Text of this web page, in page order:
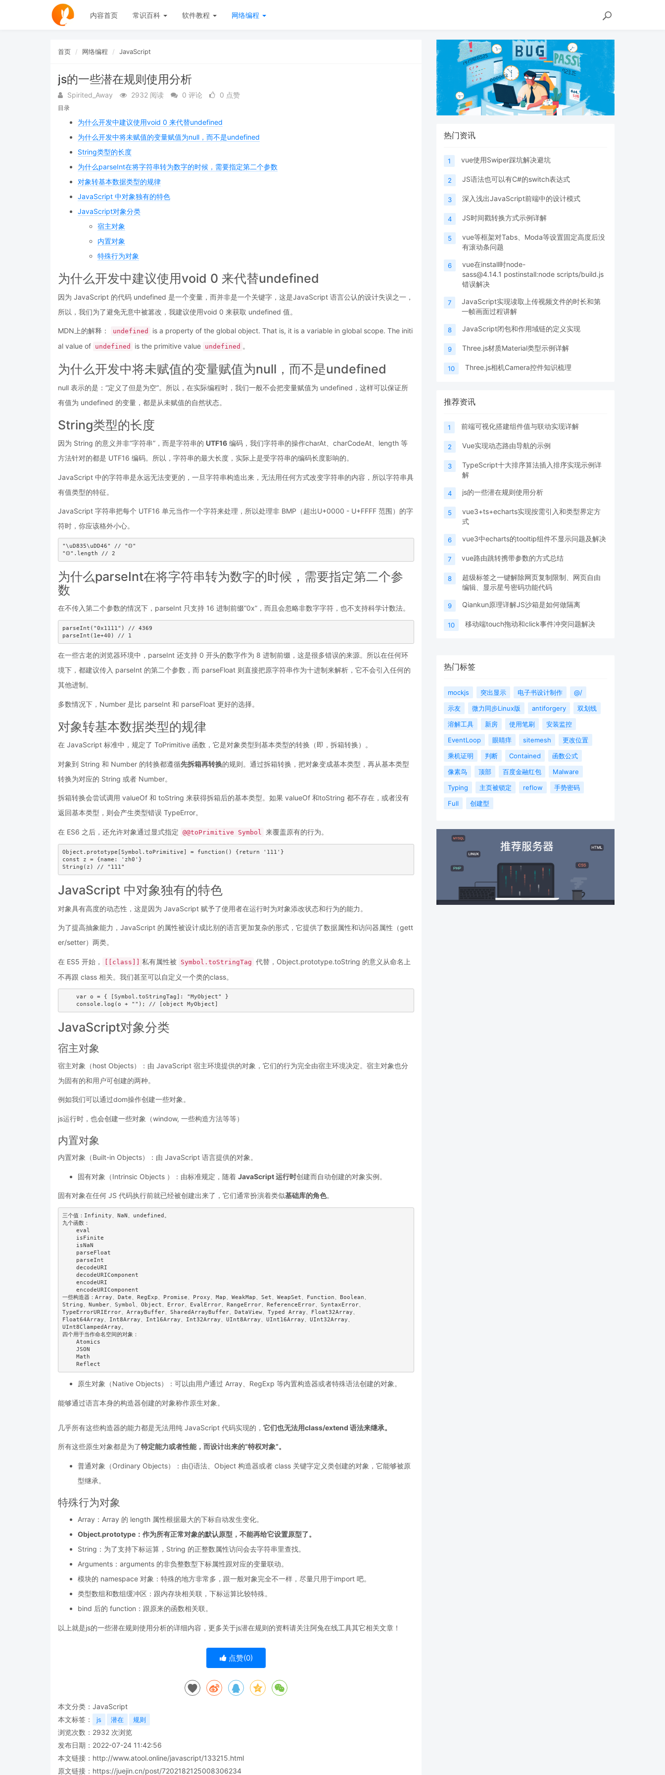
内容首页 常识百科 软件教程 网络编程
首页 网络编程 JavaScript
js的一些潜在规则使用分析
Spirited_Away 2932 阅读 0 评论 0 点赞
目录
为什么开发中建议使用void 0 来代替undefined
为什么开发中将未赋值的变量赋值为null，而不是undefined
String类型的长度
为什么parseInt在将字符串转为数字的时候，需要指定第二个参数
对象转基本数据类型的规律
JavaScript 中对象独有的特色
JavaScript对象分类
宿主对象
内置对象
特殊行为对象
为什么开发中建议使用void 0 来代替undefined
因为 JavaScript 的代码 undefined 是一个变量，而并非是一个关键字，这是JavaScript 语言公认的设计失误之一，
所以，我们为了避免无意中被篡改，我建议使用void 0 来获取 undefined 值。
MDN上的解释： undefined
is a property of the global object. That is, it is a variable in global scope. The initi
al value of undefined is the primitive value undefined 。
为什么开发中将未赋值的变量赋值为null，而不是undefined
null 表示的是：“定义了但是为空”。所以，在实际编程时，我们一般不会把变量赋值为 undefined，这样可以保证所
有值为 undefined 的变量，都是从未赋值的自然状态。
String类型的长度
因为 String 的意义并非“字符串”，而是字符串的 UTF16 编码，我们字符串的操作charAt、charCodeAt、length 等
方法针对的都是 UTF16 编码。所以，字符串的最大长度，实际上是受字符串的编码长度影响的。
JavaScript 中的字符串是永远无法变更的，一旦字符串构造出来，无法用任何方式改变字符串的内容，所以字符串具
有值类型的特征。
JavaScript 字符串把每个 UTF16 单元当作一个字符来处理，所以处理非 BMP（超出U+0000 - U+FFFF 范围）的字
符时，你应该格外小心。
"\uD835\uDD46" // "𝕆"
为什么parseInt在将字符串转为数字的时候，需要指定第二个参
数
在不传入第二个参数的情况下，parseInt 只支持 16 进制前缀“0x”，而且会忽略非数字字符，也不支持科学计数法。
parseInt("0x1111") // 4369
在一些古老的浏览器环境中，parseInt 还支持 0 开头的数字作为 8 进制前缀，这是很多错误的来源。所以在任何环
境下，都建议传入 parseInt 的第二个参数，而 parseFloat 则直接把原字符串作为十进制来解析，它不会引入任何的
其他进制。
多数情况下，Number 是比 parseInt 和 parseFloat 更好的选择。
对象转基本数据类型的规律
在 JavaScript 标准中，规定了 ToPrimitive 函数，它是对象类型到基本类型的转换（即，拆箱转换）。
对象到 String 和 Number 的转换都遵循先拆箱再转换的规则。通过拆箱转换，把对象变成基本类型，再从基本类型
转换为对应的 String 或者 Number。
拆箱转换会尝试调用 valueOf 和 toString 来获得拆箱后的基本类型。如果 valueOf 和toString 都不存在，或者没有
返回基本类型，则会产生类型错误 TypeError。
在 ES6 之后，还允许对象通过显式指定 @@toPrimitive Symbol 来覆盖原有的行为。
Object.prototype[Symbol.toPrimitive] = function() {return '111'}
const z = {name: 'zh0'}
JavaScript 中对象独有的特色
对象具有高度的动态性，这是因为 JavaScript 赋予了使用者在运行时为对象添改状态和行为的能力。
为了提高抽象能力，JavaScript 的属性被设计成比别的语言更加复杂的形式，它提供了数据属性和访问器属性（gett
er/setter）两类。
在 ES5 开始， [[class]] 私有属性被 Symbol.toStringTag 代替，Object.prototype.toString 的意义从命名上
不再跟 class 相关。我们甚至可以自定义一个类的class。
    var o = { [Symbol.toStringTag]: "MyObject" }
JavaScript对象分类
宿主对象
宿主对象（host Objects）：由 JavaScript 宿主环境提供的对象，它们的行为完全由宿主环境决定。宿主对象也分
为固有的和用户可创建的两种。
例如我们可以通过dom操作创建一些对象。
js运行时，也会创建一些对象（window, 一些构造方法等等）
内置对象
内置对象（Built-in Objects）：由 JavaScript 语言提供的对象。
固有对象（Intrinsic Objects ）：由标准规定，随着 JavaScript 运行时创建而自动创建的对象实例。
固有对象在任何 JS 代码执行前就已经被创建出来了，它们通常扮演着类似基础库的角色。
三个值：Infinity、NaN、undefined。
九个函数：
    eval
    isFinite
    isNaN
    parseFloat
    parseInt
    decodeURI
    decodeURIComponent
    encodeURI
    encodeURIComponent
一些构造器：Array、Date、RegExp、Promise、Proxy、Map、WeakMap、Set、WeapSet、Function、Boolean、
String、Number、Symbol、Object、Error、EvalError、RangeError、ReferenceError、SyntaxError、
TypeErrorURIError、ArrayBuffer、SharedArrayBuffer、DataView、Typed Array、Float32Array、
Float64Array、Int8Array、Int16Array、Int32Array、UInt8Array、UInt16Array、UInt32Array、
UInt8ClampedArray。
四个用于当作命名空间的对象：
    Atomics
    JSON
    Math
原生对象（Native Objects）：可以由用户通过 Array、RegExp 等内置构造器或者特殊语法创建的对象。
能够通过语言本身的构造器创建的对象称作原生对象。
几乎所有这些构造器的能力都是无法用纯 JavaScript 代码实现的， 它们也无法用class/extend 语法来继承。
所有这些原生对象都是为了特定能力或者性能，而设计出来的“特权对象”。
普通对象（Ordinary Objects）：由{}语法、Object 构造器或者 class 关键字定义类创建的对象，它能够被原
型继承。
特殊行为对象
Array：Array 的 length 属性根据最大的下标自动发生变化。
Object.prototype：作为所有正常对象的默认原型，不能再给它设置原型了。
String：为了支持下标运算，String 的正整数属性访问会去字符串里查找。
Arguments：arguments 的非负整数型下标属性跟对应的变量联动。
模块的 namespace 对象：特殊的地方非常多，跟一般对象完全不一样，尽量只用于import 吧。
类型数组和数组缓冲区：跟内存块相关联，下标运算比较特殊。
bind 后的 function：跟原来的函数相关联。
以上就是js的一些潜在规则使用分析的详细内容，更多关于js潜在规则的资料请关注阿兔在线工具其它相关文章！
点赞(0)
本文分类： JavaScript
本文标签：
js 潜在 规则
浏览次数： 2932 次浏览
发布日期：2022-07-24 11:42:56
本文链接： http://www.atool.online/javascript/133215.html
原文链接：https://juejin.cn/post/7202182125008306234
热门资讯
1 vue使用Swiper踩坑解决避坑
2 JS语法也可以有C#的switch表达式
3 深入浅出JavaScript前端中的设计模式
4 JS时间戳转换方式示例详解
5
vue等框架对Tabs、Moda等设置固定高度后没
有滚动条问题
6
vue在install时node-
sass@4.14.1 postinstall:node scripts/build.js
错误解决
7
JavaScript实现读取上传视频文件的时长和第
一帧画面过程讲解
8 JavaScript闭包和作用域链的定义实现
9 Three.js材质Material类型示例详解
10 Three.js相机Camera控件知识梳理
推荐资讯
1 前端可视化搭建组件值与联动实现详解
2 Vue实现动态路由导航的示例
3
TypeScript十大排序算法插入排序实现示例详
解
4 js的一些潜在规则使用分析
5
vue3+ts+echarts实现按需引入和类型界定方
式
6 vue3中echarts的tooltip组件不显示问题及解决
7 vue路由跳转携带参数的方式总结
8
超级标签之一键解除网页复制限制、网页自由
编辑、显示星号密码功能代码
9 Qiankun原理详解JS沙箱是如何做隔离
10 移动端touch拖动和click事件冲突问题解决
热门标签
mockjs 突出显示 电子书设计制作
@/
示友
微力同步Linux版 antiforgery
双划线
溶解工具
新房 使用笔刷
安装监控
EventLoop
眼睛痒 sitemesh
更改位置
乘机证明
判断 Contained
函数公式
像素鸟
顶部 百度金融红包
Malware
Typing
主页被锁定 reflow
手势密码
Full
创建型